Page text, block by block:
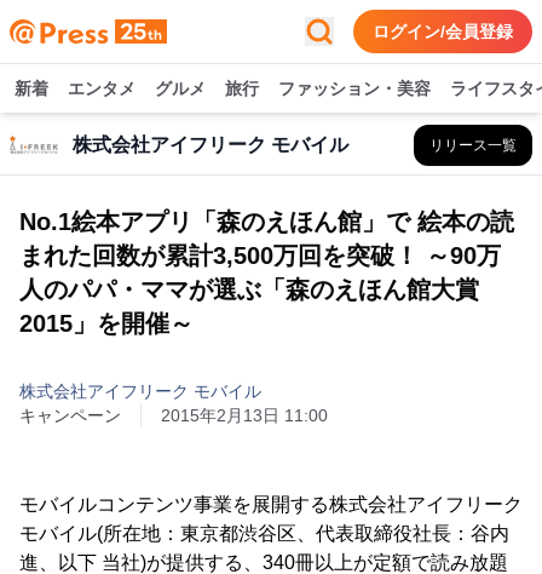
ログイン/会員登録
新着 エンタメ グルメ 旅行 ファッション・美容 ライフスタ
株式会社アイフリーク モバイル リリース一覧
No.1絵本アプリ「森のえほん館」で 絵本の読
まれた回数が累計3,500万回を突破！ ～90万
人のパパ・ママが選ぶ「森のえほん館大賞
2015」を開催～
株式会社アイフリーク モバイル
キャンペーン
2015年2月13日 11:00
モバイルコンテンツ事業を展開する株式会社アイフリーク
モバイル(所在地：東京都渋谷区、代表取締役社長：谷内
進、以下 当社)が提供する、340冊以上が定額で読み放題